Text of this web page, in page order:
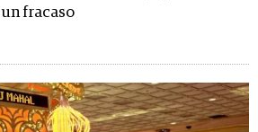
un fracaso